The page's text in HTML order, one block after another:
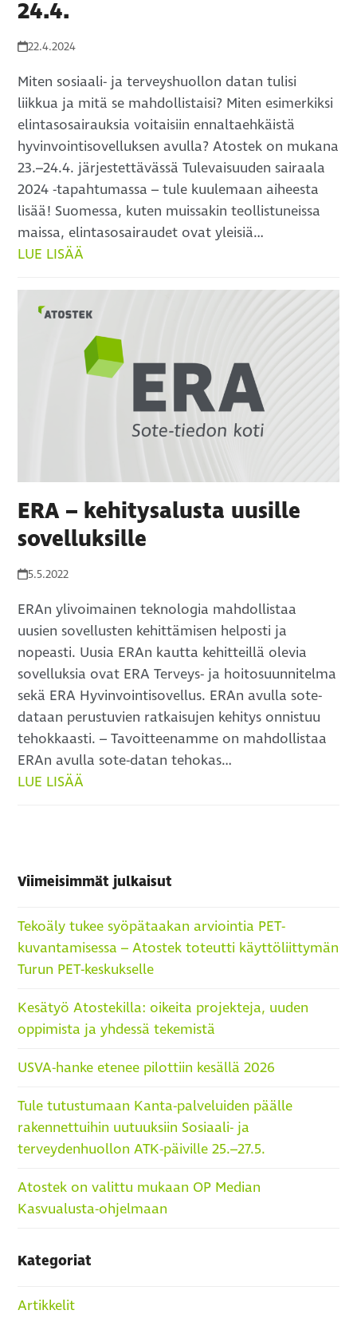
24.4.
22.4.2024
Miten sosiaali- ja terveyshuollon datan tulisi
liikkua ja mitä se mahdollistaisi? Miten esimerkiksi
elintasosairauksia voitaisiin ennaltaehkäistä
hyvinvointisovelluksen avulla? Atostek on mukana
23.–24.4. järjestettävässä Tulevaisuuden sairaala
2024 -tapahtumassa – tule kuulemaan aiheesta
lisää! Suomessa, kuten muissakin teollistuneissa
maissa, elintasosairaudet ovat yleisiä…
LUE LISÄÄ
ERA – kehitysalusta uusille
sovelluksille
5.5.2022
ERAn ylivoimainen teknologia mahdollistaa
uusien sovellusten kehittämisen helposti ja
nopeasti. Uusia ERAn kautta kehitteillä olevia
sovelluksia ovat ERA Terveys- ja hoitosuunnitelma
sekä ERA Hyvinvointisovellus. ERAn avulla sote-
dataan perustuvien ratkaisujen kehitys onnistuu
tehokkaasti. – Tavoitteenamme on mahdollistaa
ERAn avulla sote-datan tehokas…
LUE LISÄÄ
Viimeisimmät julkaisut
Tekoäly tukee syöpätaakan arviointia PET-
kuvantamisessa – Atostek toteutti käyttöliittymän
Turun PET-keskukselle
Kesätyö Atostekilla: oikeita projekteja, uuden
oppimista ja yhdessä tekemistä
USVA-hanke etenee pilottiin kesällä 2026
Tule tutustumaan Kanta-palveluiden päälle
rakennettuihin uutuuksiin Sosiaali- ja
terveydenhuollon ATK-päiville 25.–27.5.
Atostek on valittu mukaan OP Median
Kasvualusta-ohjelmaan
Kategoriat
Artikkelit